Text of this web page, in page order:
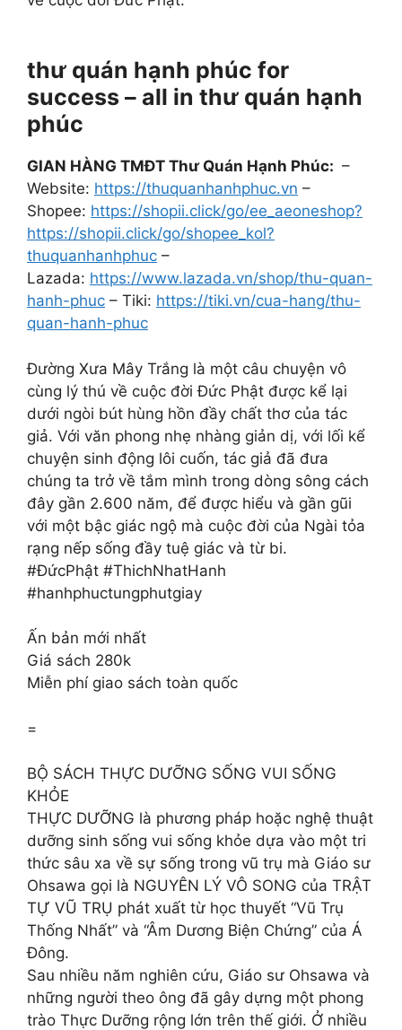
thư quán hạnh phúc for
success – all in thư quán hạnh
phúc
GIAN HÀNG TMĐT Thư Quán Hạnh Phúc: –
Website: https://thuquanhanhphuc.vn –
Shopee: https://shopii.click/go/ee_aeoneshop?
https://shopii.click/go/shopee_kol?
thuquanhanhphuc –
Lazada: https://www.lazada.vn/shop/thu-quan-
hanh-phuc – Tiki: https://tiki.vn/cua-hang/thu-
quan-hanh-phuc
Đường Xưa Mây Trắng là một câu chuyện vô
cùng lý thú về cuộc đời Đức Phật được kể lại
dưới ngòi bút hùng hồn đầy chất thơ của tác
giả. Với văn phong nhẹ nhàng giản dị, với lối kể
chuyện sinh động lôi cuốn, tác giả đã đưa
chúng ta trở về tắm mình trong dòng sông cách
đây gần 2.600 năm, để được hiểu và gần gũi
với một bậc giác ngộ mà cuộc đời của Ngài tỏa
rạng nếp sống đầy tuệ giác và từ bi.
#ĐứcPhật #ThichNhatHanh
#hanhphuctungphutgiay
Ấn bản mới nhất
Giá sách 280k
Miễn phí giao sách toàn quốc
=
BỘ SÁCH THỰC DƯỠNG SỐNG VUI SỐNG
KHỎE
THỰC DƯỠNG là phương pháp hoặc nghệ thuật
dưỡng sinh sống vui sống khỏe dựa vào một tri
thức sâu xa về sự sống trong vũ trụ mà Giáo sư
Ohsawa gọi là NGUYÊN LÝ VÔ SONG của TRẬT
TỰ VŨ TRỤ phát xuất từ học thuyết “Vũ Trụ
Thống Nhất” và “Âm Dương Biện Chứng” của Á
Đông.
Sau nhiều năm nghiên cứu, Giáo sư Ohsawa và
những người theo ông đã gây dựng một phong
trào Thực Dưỡng rộng lớn trên thế giới. Ở nhiều